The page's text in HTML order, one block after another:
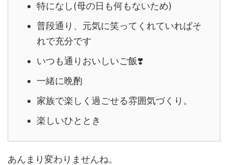
特になし(母の日も何もないため)
普段通り、元気に笑ってくれていればそ
れで充分です
いつも通りおいしいご飯❣️
一緒に晩酌
家族で楽しく過ごせる雰囲気づくり。
楽しいひととき
あんまり変わりませんね。